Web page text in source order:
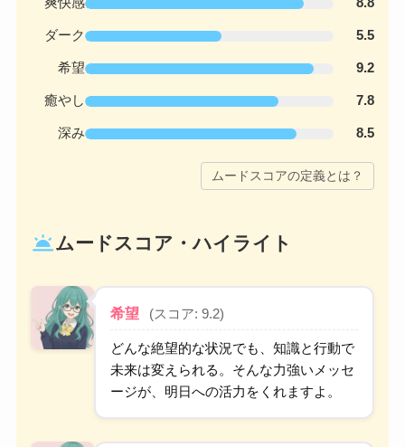
爽快感 8.8
ダーク 5.5
希望 9.2
癒やし 7.8
深み 8.5
ムードスコアの定義とは？
wb_twilightムードスコア・ハイライト
希望 (スコア: 9.2)
どんな絶望的な状況でも、知識と行動で
未来は変えられる。そんな力強いメッセ
ージが、明日への活力をくれますよ。